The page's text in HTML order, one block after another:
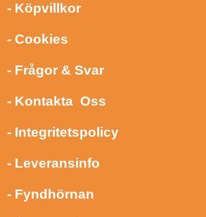
- Köpvillkor
- Cookies
- Frågor & Svar
- Kontakta Oss
- Integritetspolicy
- Leveransinfo
- Fyndhörnan